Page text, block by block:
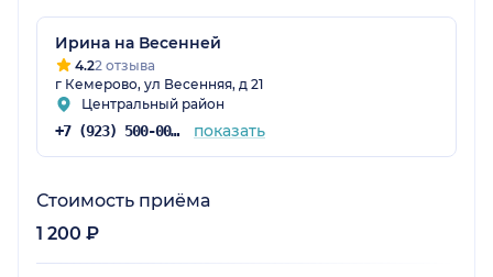
Ирина на Весенней
4.22 отзыва
г Кемерово, ул Весенняя, д 21
Центральный район
+7 (923) 500-00-01 показать
Стоимость приёма
1 200 ₽